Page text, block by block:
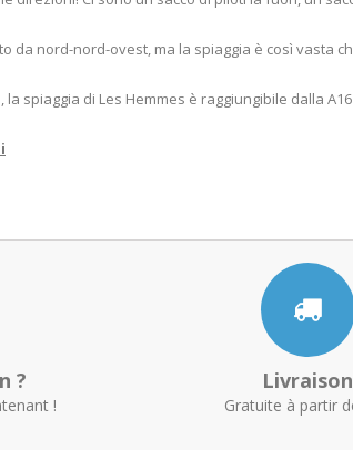
da nord-nord-ovest, ma la spiaggia è così vasta
spiaggia di Les Hemmes è raggiungibile dalla
?
!
Livraison
Gratuite à partir